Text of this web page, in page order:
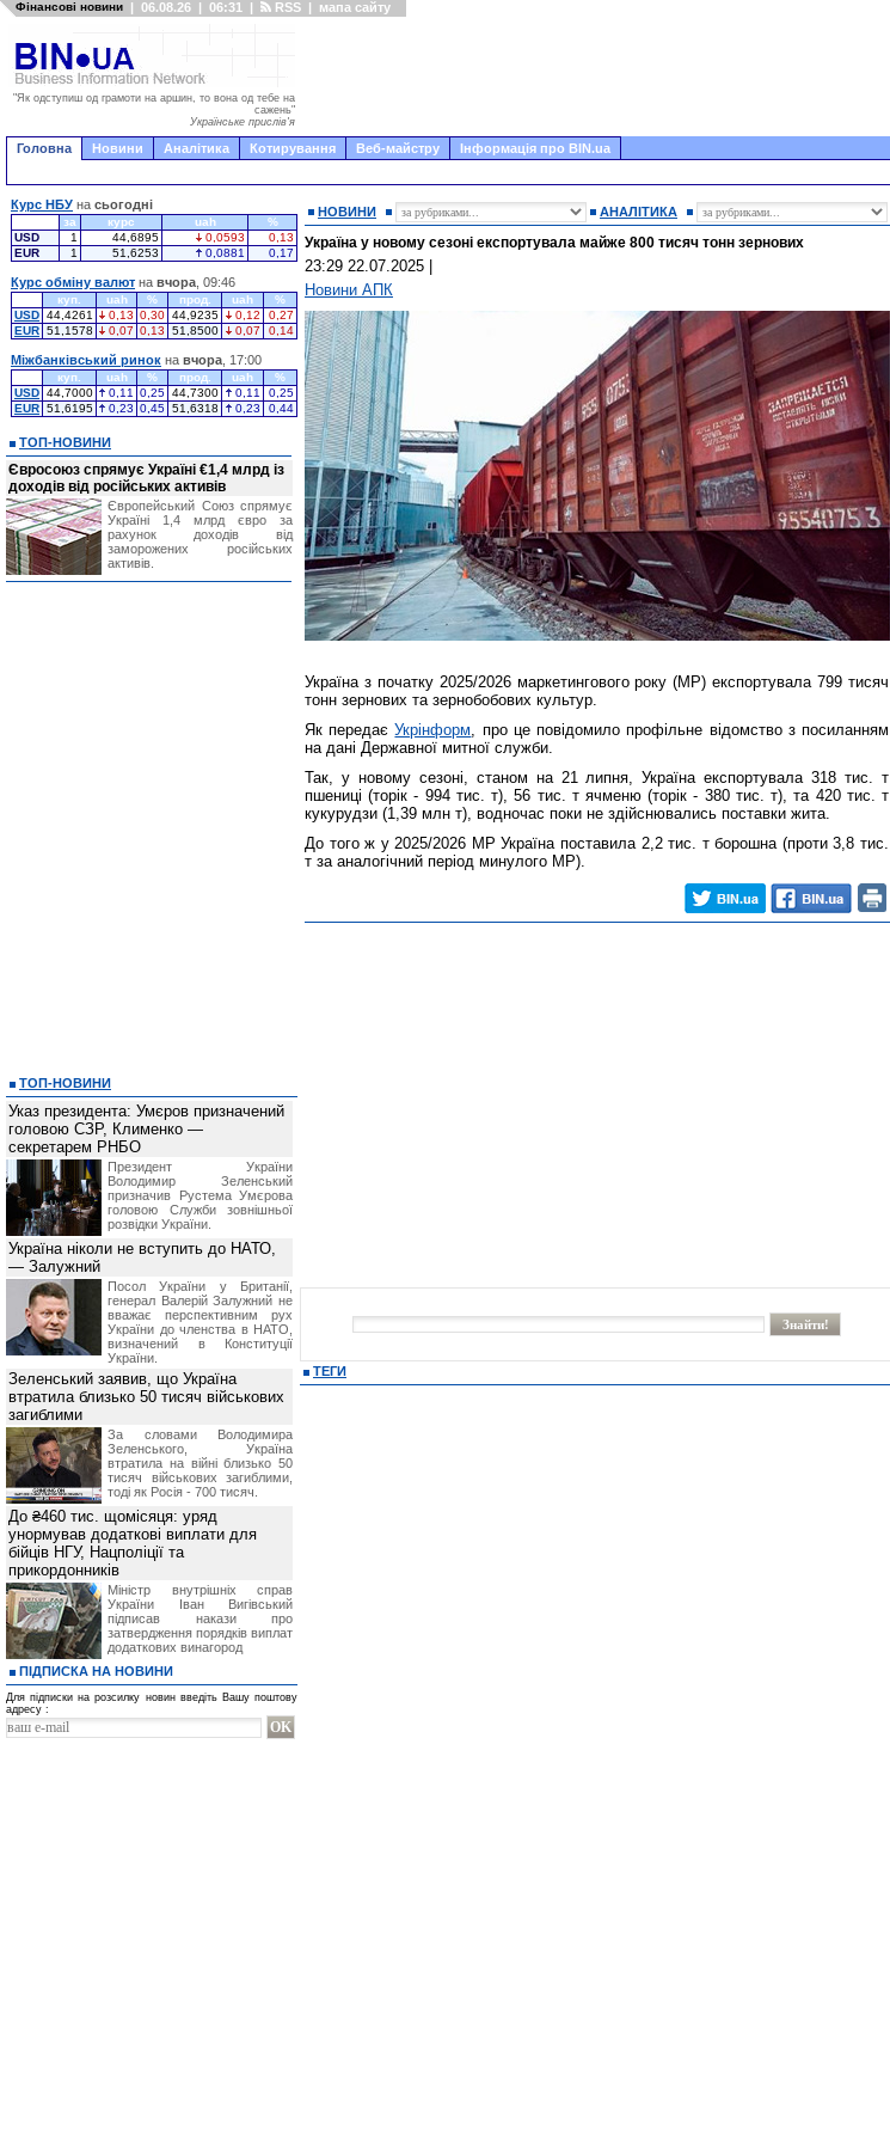
Фінансові новини | 06.08.26 | 06:31 | RSS | мапа сайту
"Як одступиш од грамоти на аршин, то вона од тебе на
сажень"
Українське прислів'я
Головна Новини Аналітика Котирування Веб-майстру Інформація про BIN.ua
НОВИНИ АНАЛІТИКА
Україна у новому сезоні експортувала майже 800 тисяч тонн зернових
23:29 22.07.2025
Новини АПК
Україна з початку 2025/2026 маркетингового року (МР) експортувала 799 тисяч
тонн зернових та зернобобових культур.
Як передаєУкрінформ, про це повідомило профільне відомство з посиланням
на дані Державної митної служби.
Так, у новому сезоні, станом на 21 липня, Україна експортувала 318 тис. т
пшениці (торік - 994 тис. т), 56 тис. т ячменю (торік - 380 тис. т), та 420 тис. т
кукурудзи (1,39 млн т), водночас поки не здійснювались поставки жита.
До того ж у 2025/2026 МР Україна поставила 2,2 тис. т борошна (проти 3,8 тис.
т за аналогічний період минулого МР).
ТЕГИ
Курс НБУ на сьогодні
за курс uah
%
USD
1 44,6895 0,0593
0,13
EUR
1 51,6253 0,0881 0,17
Курс обміну валют на вчора , 09:46
куп. uah % прод. uah
%
USD 44,4261 0,13 0,30 44,9235 0,12
0,27
EUR 51,1578 0,07 0,13 51,8500 0,07 0,14
Міжбанківський ринок на вчора , 17:00
куп. uah % прод. uah
%
USD 44,7000 0,11 0,25 44,7300 0,11
0,25
EUR 51,6195 0,23 0,45 51,6318 0,23 0,44
ТОП-НОВИНИ
Євросоюз спрямує Україні €1,4 млрд із
доходів від російських активів
Європейський Союз спрямує
Україні 1,4 млрд євро за
рахунок доходів від
заморожених російських
активів.
ТОП-НОВИНИ
Указ президента: Умєров призначений
головою СЗР, Клименко —
секретарем РНБО
Президент України
Володимир Зеленський
призначив Pустема Умєрова
головою Служби зовнішньої
розвідки України.
Україна ніколи не вступить до НАТО,
— Залужний
Посол України у Британії,
генерал Валерій Залужний не
вважає перспективним рух
України до членства в НАТО,
визначений в Конституції
України.
Зеленський заявив, що Україна
втратила близько 50 тисяч військових
загиблими
За словами Володимира
Зеленського, Україна
втратила на війні близько 50
тисяч військових загиблими,
тоді як Росія - 700 тисяч.
До ₴460 тис. щомісяця: уряд
унормував додаткові виплати для
бійців НГУ, Нацполіції та
прикордонників
Міністр внутрішніх справ
України Іван Вигівський
підписав накази про
затвердження порядків виплат
додаткових винагород
ПІДПИСКА НА НОВИНИ
Для підписки на розсилку новин введіть Вашу поштову
адресу :